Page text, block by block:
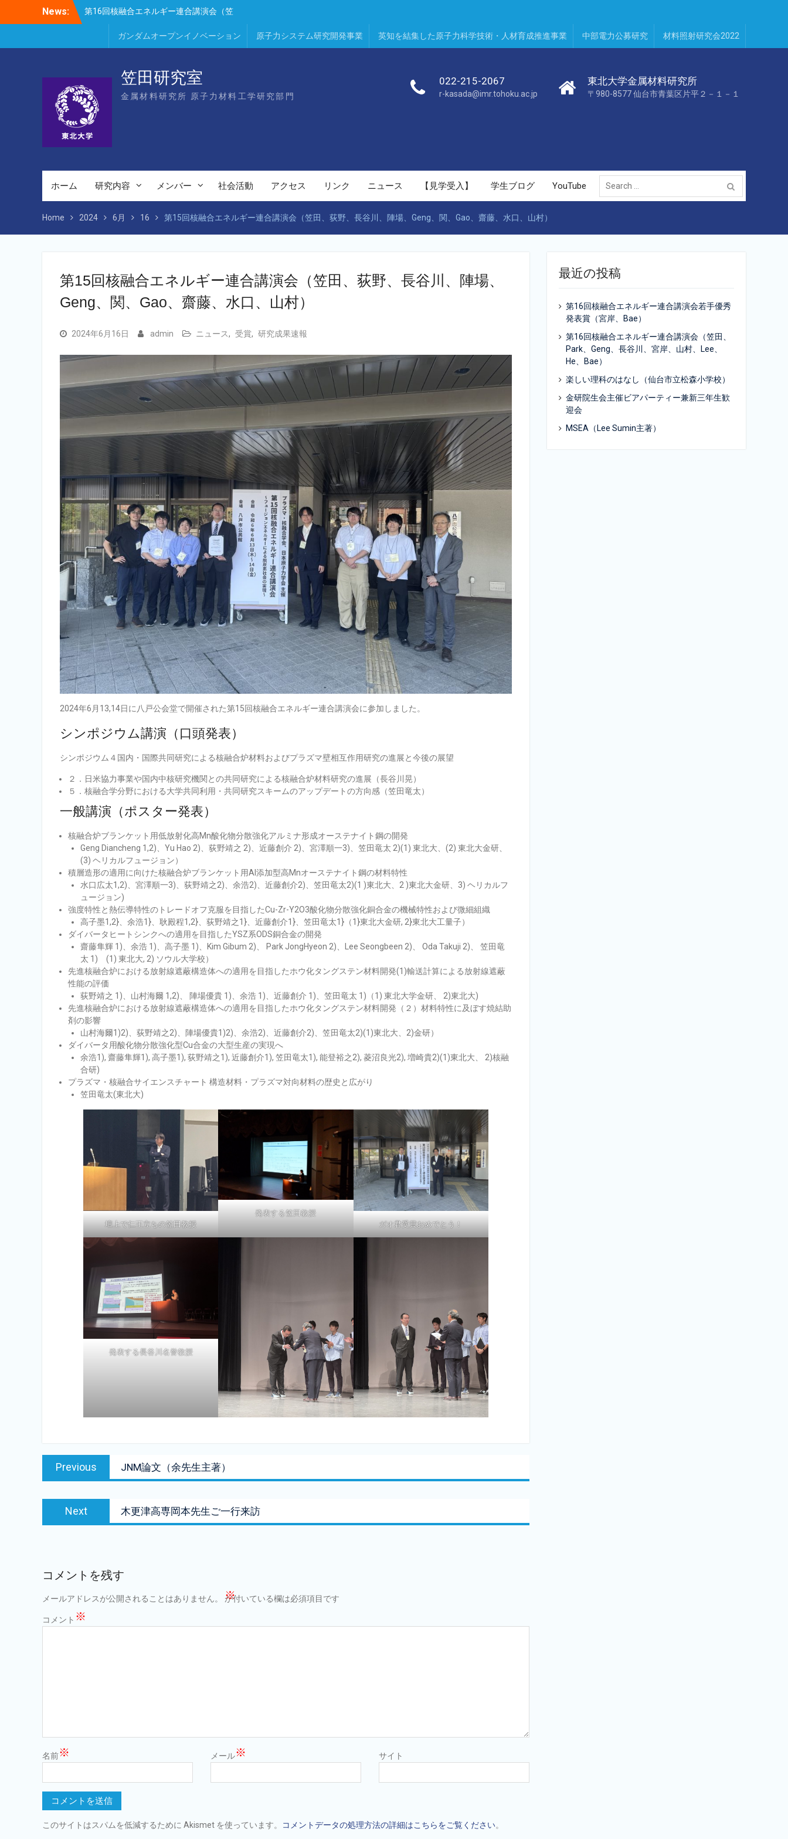
News:
田、Park、Geng、長谷川、宮岸、山村、
Lee、He、Bae）
楽しい理科のはなし（仙台市立松森小学
校）
秀発表賞（宮岸、Bae）
ガンダムオープンイノベーション 原子力システム研究開発事業 英知を結集した原子力科学技術・人材育成推進事業 中部電力公募研究 材料照射研究会2022
笠田研究室
金属材料研究所 原子力材料工学研究部門
022-215-2067
r-kasada@imr.tohoku.ac.jp
東北大学金属材料研究所
〒980-8577 仙台市青葉区片平２－１－１
ホーム 研究内容 メンバー 社会活動 アクセス リンク ニュース 【見学受入】 学生ブログ YouTube
Search
for:
Home 2024 6月 16 第15回核融合エネルギー連合講演会（笠田、荻野、長谷川、陣場、Geng、関、Gao、齋藤、水口、山村）
第15回核融合エネルギー連合講演会（笠田、荻野、長谷川、陣場、
Geng、関、Gao、齋藤、水口、山村）
2024年6月16日 admin ニュース, 受賞, 研究成果速報
2024年6月13,14日に八戸公会堂で開催された第15回核融合エネルギー連合講演会に参加しました。
シンポジウム講演（口頭発表）
シンポジウム４国内・国際共同研究による核融合炉材料およびプラズマ壁相互作用研究の進展と今後の展望
２．日米協力事業や国内中核研究機関との共同研究による核融合炉材料研究の進展（長谷川晃）
５．核融合学分野における大学共同利用・共同研究スキームのアップデートの方向感（笠田竜太）
一般講演（ポスター発表）
核融合炉ブランケット⽤低放射化⾼Mn酸化物分散強化アルミナ形成オーステナイト鋼の開発
Geng Diancheng 1,2)、Yu Hao 2)、荻野靖之 2)、近藤創介 2)、宮澤順⼀3)、笠⽥⻯太 2)(1) 東北⼤、(2) 東北⼤⾦研、
(3) ヘリカルフュージョン）
積層造形の適⽤に向けた核融合炉ブランケット⽤Al添加型⾼Mnオーステナイト鋼の材料特性
⽔⼝広太1,2)、宮澤順⼀3)、荻野靖之2)、余浩2)、近藤創介2)、笠⽥⻯太2)(1 )東北⼤、2 )東北⼤⾦研、3) ヘリカルフ
ュージョン)
強度特性と熱伝導特性のトレードオフ克服を⽬指したCu-Zr-Y2O3酸化物分散強化銅合⾦の機械特性および微細組織
⾼⼦墨1,2}、余浩1}、耿殿程1,2}、荻野靖之1}、近藤創介1}、笠⽥⻯太1}（1}東北⼤⾦研, 2}東北⼤⼯量⼦）
ダイバータヒートシンクへの適⽤を⽬指したYSZ系ODS銅合⾦の開発
齋藤隼輝 1)、余浩 1)、⾼⼦墨 1)、Kim Gibum 2)、 Park JongHyeon 2)、Lee Seongbeen 2)、 Oda Takuji 2)、 笠⽥⻯
太 1) (1) 東北⼤, 2) ソウル⼤学校）
先進核融合炉における放射線遮蔽構造体への適⽤を⽬指したホウ化タングステン材料開発(1)輸送計算による放射線遮蔽
性能の評価
荻野靖之 1)、⼭村海爾 1,2)、 陣場優貴 1)、余浩 1)、近藤創介 1)、笠⽥⻯太 1)（1) 東北⼤学⾦研、 2)東北⼤)
先進核融合炉における放射線遮蔽構造体への適⽤を⽬指したホウ化タングステン材料開発（２）材料特性に及ぼす焼結助
剤の影響
⼭村海爾1)2)、荻野靖之2)、陣場優貴1)2)、余浩2)、近藤創介2)、笠⽥⻯太2)(1)東北⼤、2)⾦研）
ダイバータ⽤酸化物分散強化型Cu合⾦の⼤型⽣産の実現へ
余浩1), 齋藤隼輝1), ⾼⼦墨1), 荻野靖之1), 近藤創介1), 笠⽥⻯太1), 能登裕之2), 菱沼良光2), 増崎貴2)(1)東北⼤、 2)核融
合研)
プラズマ・核融合サイエンスチャート 構造材料・プラズマ対向材料の歴史と広がり
笠⽥⻯太(東北⼤)
壇上で仁王立ちの笠田教授
発表する笠田教授
ガオ君受賞おめでとう！
発表する長谷川名誉教授
投
ゲ
シ
ン
Previous
Previous
post:
JNM論文（余先生主著）
Next
Next
post:
木更津高専岡本先生ご一行来訪
コメントを残す
メールアドレスが公開されることはありません。 ※
が付いている欄は必須項目です
コメント ※
名前※ メール※ サイト
このサイトはスパムを低減するために Akismet を使っています。 コメントデータの処理方法の詳細はこちらをご覧ください。
最近の投稿
第16回核融合エネルギー連合講演会若手優秀
発表賞（宮岸、Bae）
第16回核融合エネルギー連合講演会（笠田、
Park、Geng、長谷川、宮岸、山村、Lee、
He、Bae）
楽しい理科のはなし（仙台市立松森小学校）
金研院生会主催ビアパーティー兼新三年生歓
迎会
MSEA（Lee Sumin主著）